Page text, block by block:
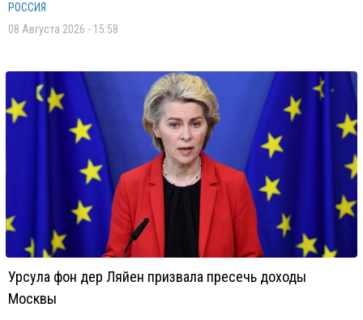
РОССИЯ
08 Августа 2026 - 15:58
Урсула фон дер Ляйен призвала пресечь доходы
Москвы